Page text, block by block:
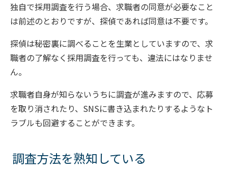
独自で採用調査を行う場合、求職者の同意が必要なこと
は前述のとおりですが、探偵であれば同意は不要です。
探偵は秘密裏に調べることを生業としていますので、求
職者の了解なく採用調査を行っても、違法にはなりませ
ん。
求職者自身が知らないうちに調査が進みますので、応募
を取り消されたり、SNSに書き込まれたりするようなト
ラブルも回避することができます。
調査方法を熟知している